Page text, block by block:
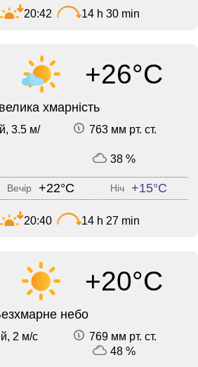
20:42 14 h 30 min
+26°C
хмарність
3.5 м/
763 мм рт. ст.
38 %
Вечір +22°C Ніч +15°C
20:40 14 h 27 min
+20°C
небо
2 м/с
769 мм рт. ст.
48 %